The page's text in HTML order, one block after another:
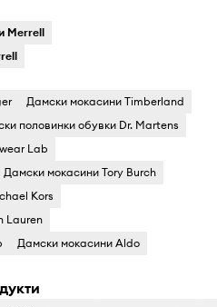
Merrell
Дамски мокасини Timberland
половинки обувки Dr. Martens
Lab
Дамски мокасини Tory Burch
Kors
Lauren
Дамски мокасини Aldo